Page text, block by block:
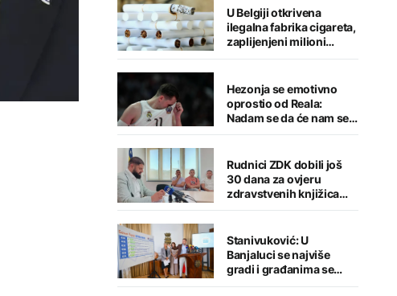
U Belgiji otkrivena
ilegalna fabrika cigareta,
zaplijenjeni milioni
cigareta i tone duhana
Hezonja se emotivno
oprostio od Reala:
Nadam se da će nam se
putevi ponovo ukrstiti
Rudnici ZDK dobili još
30 dana za ovjeru
zdravstvenih knjižica
zaposlenih
Stanivuković: U
Banjaluci se najviše
gradi i građanima se
pruža najviše